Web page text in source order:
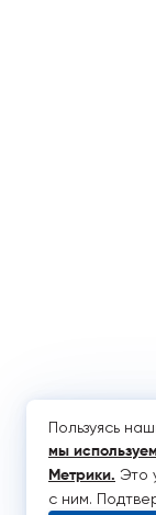
Пользуясь
мы
Метрики. Это
с ним.